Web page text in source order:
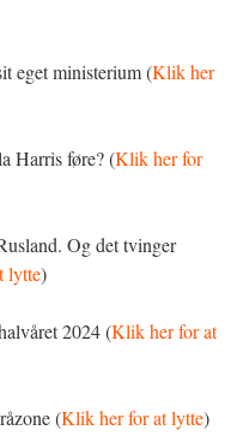
eget ministerium (Klik her
Harris føre? (Klik her for
Og det tvinger
lytte)
2024 (Klik her for at
(Klik her for at lytte)